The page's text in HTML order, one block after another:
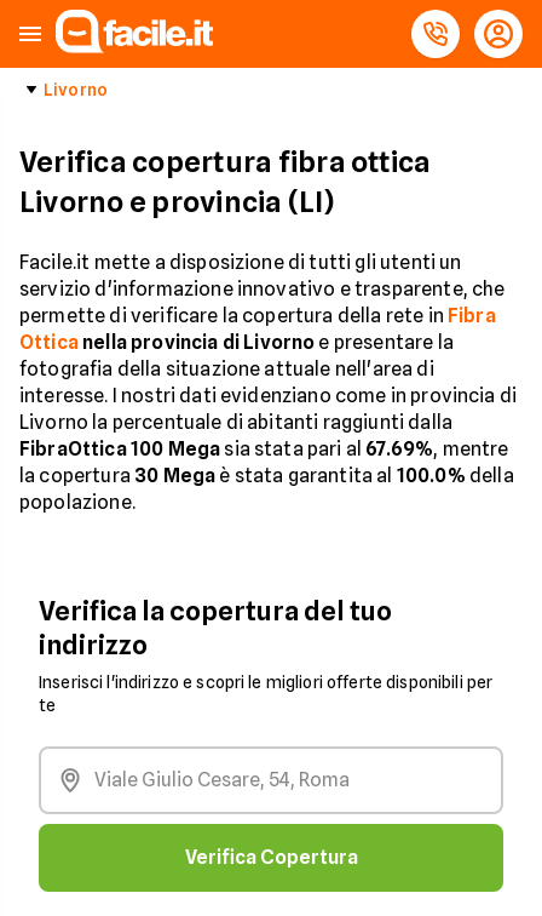
Livorno
Verifica copertura fibra ottica
Livorno e provincia (LI)
Facile.it mette a disposizione di tutti gli utenti un
servizio d'informazione innovativo e trasparente, che
permette di verificare la copertura della rete in Fibra
Ottica nella provincia di Livorno e presentare la
fotografia della situazione attuale nell'area di
interesse. I nostri dati evidenziano come in provincia di
Livorno la percentuale di abitanti raggiunti dalla
FibraOttica 100 Mega sia stata pari al 67.69%, mentre
la copertura 30 Mega è stata garantita al 100.0% della
popolazione.
Verifica la copertura del tuo
indirizzo
Inserisci l'indirizzo e scopri le migliori offerte disponibili per
te
Verifica Copertura